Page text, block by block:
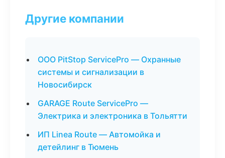
Другие компании
ООО PitStop ServicePro — Охранные
системы и сигнализации в
Новосибирск
GARAGE Route ServicePro —
Электрика и электроника в Тольятти
ИП Linea Route — Автомойка и
детейлинг в Тюмень